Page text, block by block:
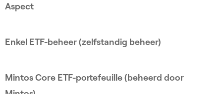
Aspect
Enkel ETF-beheer (zelfstandig beheer)
Mintos Core ETF-portefeuille (beheerd door